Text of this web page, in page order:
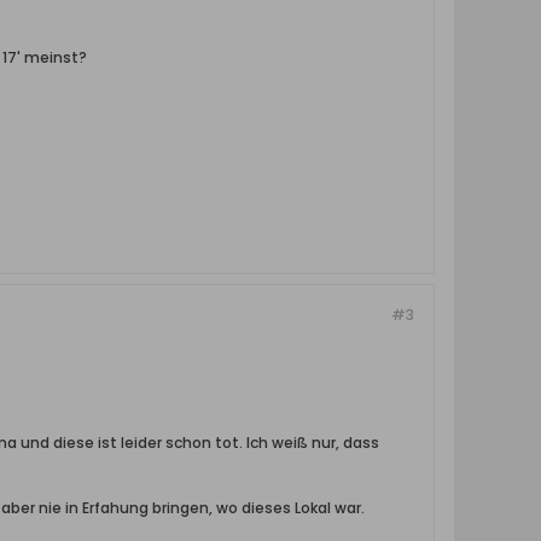
meinst?
#3
und diese ist leider schon tot. Ich weiß nur, dass
nie in Erfahung bringen, wo dieses Lokal war.